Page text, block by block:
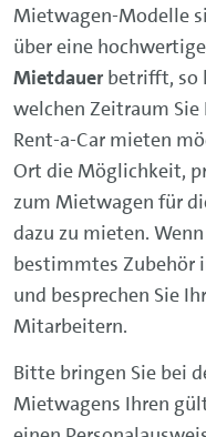
Mietwagen-Modelle
über eine
Mietdauer betrifft, so
welchen Zeitraum
Rent-a-Car mieten
Ort die Möglichkeit,
zum Mietwagen für
dazu zu mieten.
bestimmtes Zubehör
und besprechen Sie
Mitarbeitern.
Bitte bringen Sie bei
Mietwagens Ihren